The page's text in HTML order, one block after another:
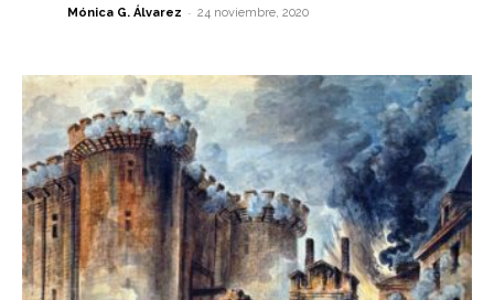
Mónica G. Álvarez - 24 noviembre, 2020